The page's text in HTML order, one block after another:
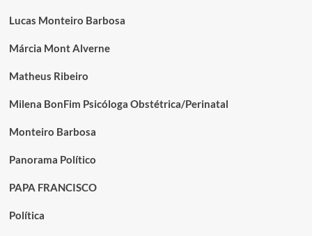
Lucas Monteiro Barbosa
Márcia Mont Alverne
Matheus Ribeiro
Milena BonFim Psicóloga Obstétrica/Perinatal
Monteiro Barbosa
Panorama Político
PAPA FRANCISCO
Política